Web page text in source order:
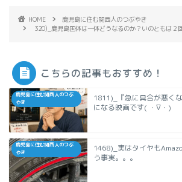
HOME
鹿児島に住む関西人のつぶやき
320)_鹿児島国体は一体どうなるのか？いのともは２
こちらの記事もおすすめ！
鹿児島に住む関西人のつぶ
やき
1811)_『急に具合が悪く
になる映画です( ・∇・)
鹿児島に住む関西人のつぶ
やき
1468)_実はタイヤも
う事実。。。